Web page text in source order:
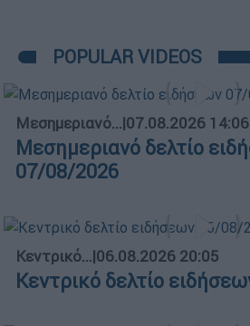
POPULAR VIDEOS
Μεσημεριανό...|07.08.2026 14:06
Μεσημεριανό δελτίο
07/08/2026
Κεντρικό...|06.08.2026 20:05
Κεντρικό δελτίο